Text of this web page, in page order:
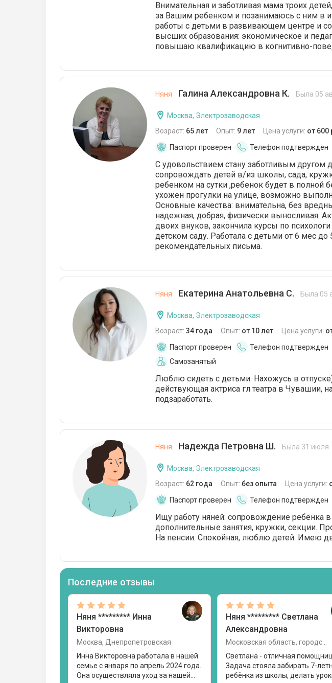
Внимательная и заботливая мама троих
за Вашим ребенком и позанимаюсь с ним в
работы с детьми в развивающем центре и
высших образования: экономическое и
повышаю квалификацию в когнитивно-
Няня Галина Александровна К. Была 05
Москва, Электрозаводская
Возраст: 65 лет Опыт: 9 лет Цена услуги: от 600
Паспорт проверен
Телефон подтвержден
С удовольствием стану заботливым другом
сопровождать детей в/из школы, сада,
ребенком на сутки ,ребенок будет в полной
ухожен прогулки на улице, возможно
Основные качества: внимательна, без
надежная, добрая, физически выносливая.
двоих внуков, закончила курсы по
детском саду. Работала с детьми от 6 мес до
рекомендательных письма.
Няня Екатерина Анатольевна С. Была 05
Москва, Электрозаводская
Возраст: 34 года Опыт: от 10 лет Цена услуги:
Паспорт проверен
Телефон подтвержден
Самозанятый
Люблю сидеть с детьми. Нахожусь в
действующая актриса гл театра в Чувашии,
подзаработать.
Няня Надежда Петровна Ш. Была 31 июля
Москва, Электрозаводская
Возраст: 62 года Опыт: без опыта Цена услуги:
Паспорт проверен
Телефон подтвержден
Ищу работу няней: сопровождение ребёнка
дополнительные занятия, кружки, секции.
На пенсии. Спокойная, люблю детей. Имею
Последние отзывы
Няня ********* Инна
Викторовна
Москва, Днепропетровская
Инна Викторовна работала в нашей
семье с января по апрель 2024 года.
Она осуществляла уход за нашей
Няня ********* Светлана
Александровна
Светлана - отличная
Задача стояла забирать 7-
ребёнка из школы, делать